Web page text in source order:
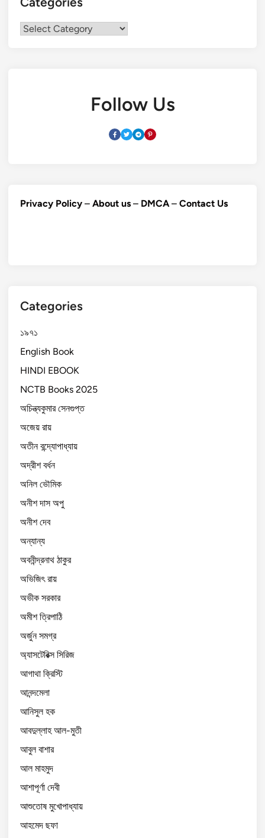
Categories
Follow Us
Privacy Policy – About us – DMCA– Contact Us
Categories
১৯৭১
English Book
HINDI EBOOK
NCTB Books 2025
অচিন্ত্যকুমার সেনগুপ্ত
অজেয় রায়
অতীন বন্দ্যোপাধ্যায়
অদ্রীশ বর্ধন
অনিল ভৌমিক
অনীশ দাস অপু
অনীশ দেব
অন্যান্য
অবনীন্দ্রনাথ ঠাকুর
অভিজিৎ রায়
অভীক সরকার
অমীশ ত্রিপাঠি
অর্জুন সমগ্র
অ্যাসটেরিক্স সিরিজ
আগাথা ক্রিস্টি
আনন্দমেলা
আনিসুল হক
আবদুল্লাহ আল-মুতী
আবুল বাশার
আল মাহমুদ
আশাপূর্ণা দেবী
আশুতোষ মুখোপাধ্যায়
আহমেদ ছফা